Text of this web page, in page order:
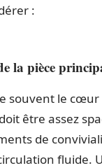
:
la pièce
souvent le cœur
être assez
de
fluide.